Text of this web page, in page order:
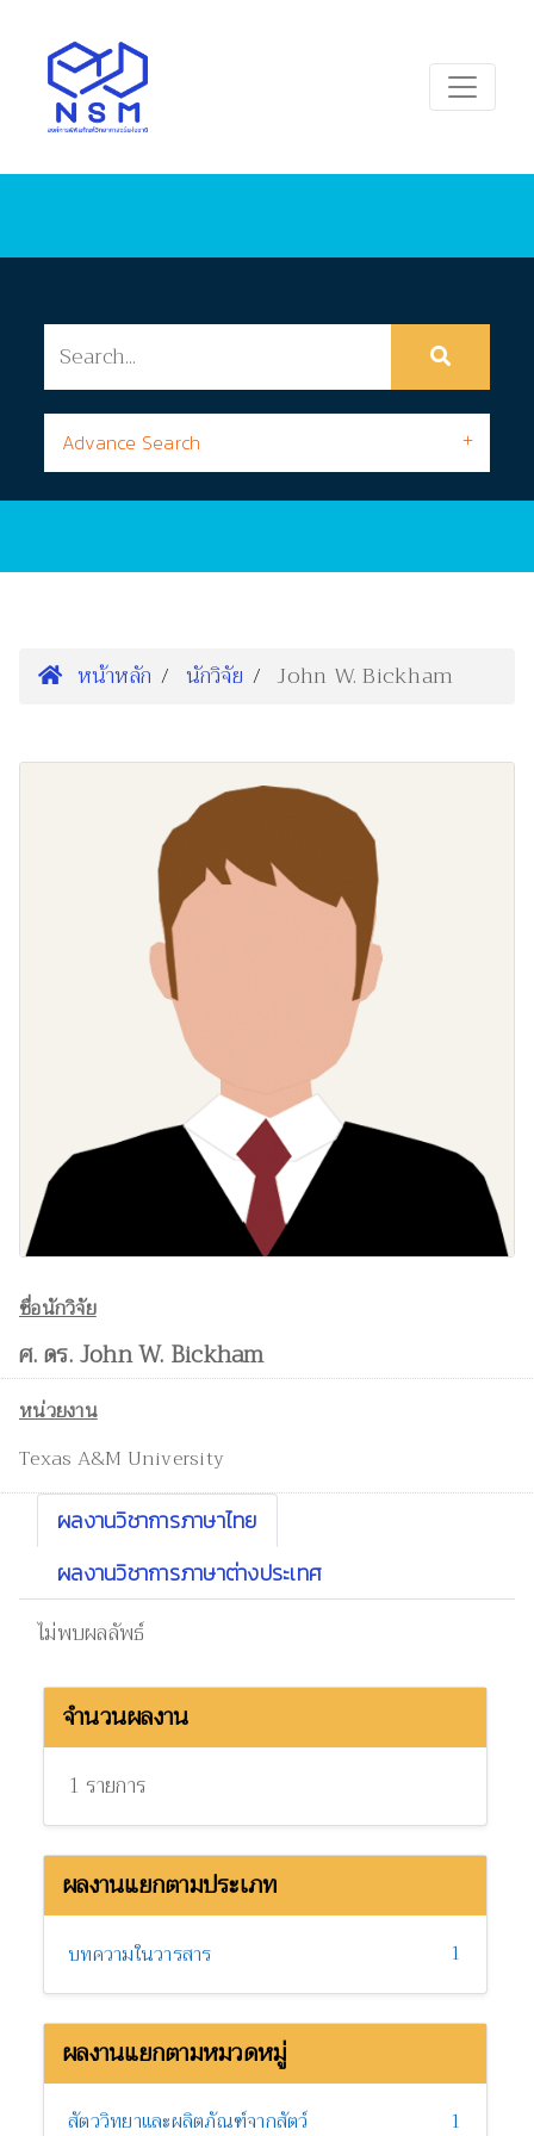
Advance Search
หน้าหลัก นักวิจัย John W. Bickham
ชื่อนักวิจัย
ศ. ดร. John W. Bickham
หน่วยงาน
Texas A&M University
ผลงานวิชาการภาษาไทย
ผลงานวิชาการภาษาต่างประเทศ
ไม่พบผลลัพธ์
จำนวนผลงาน
1 รายการ
ผลงานแยกตามประเภท
บทความในวารสาร 1
ผลงานแยกตามหมวดหมู่
สัตววิทยาและผลิตภัณฑ์จากสัตว์ 1